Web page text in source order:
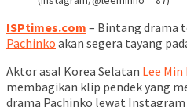
ISPtimes.com – Bintang drama
Pachinko akan segera tayang
Aktor asal Korea Selatan Lee Min
membagikan klip pendek yang
drama Pachinko lewat